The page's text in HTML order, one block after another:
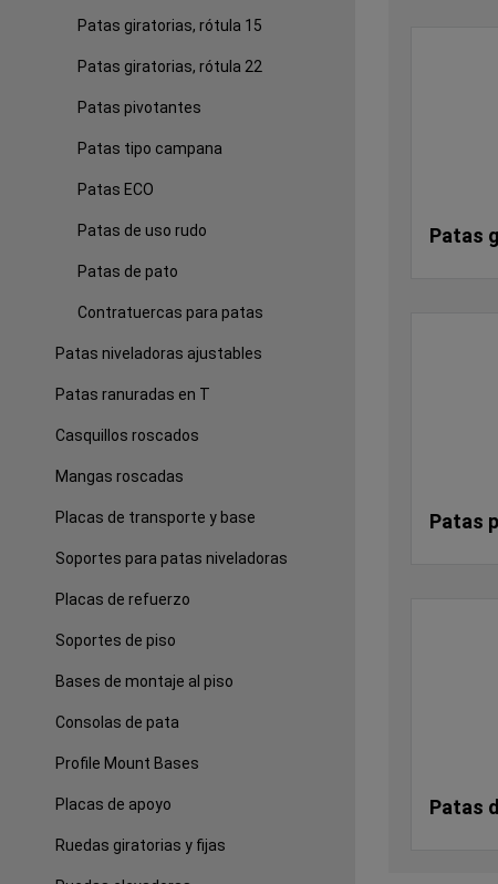
Patas giratorias, rótula 15
Patas giratorias, rótula 22
Patas pivotantes
Patas tipo campana
Patas ECO
Patas de uso rudo
Patas de pato
Contratuercas para patas
Patas niveladoras ajustables
Patas ranuradas en T
Casquillos roscados
Mangas roscadas
Placas de transporte y base
Soportes para patas niveladoras
Placas de refuerzo
Soportes de piso
Bases de montaje al piso
Consolas de pata
Profile Mount Bases
Placas de apoyo
Ruedas giratorias y fijas
Patas
Patas
Patas